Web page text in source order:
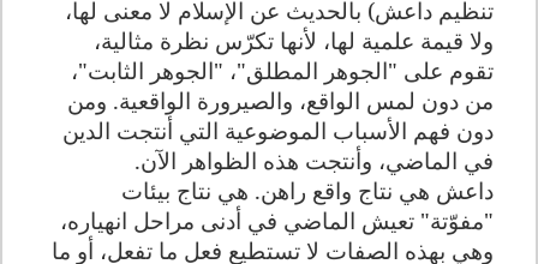
تنظيم داعش) بالحديث عن الإسلام لا معنى لها،
ولا قيمة علمية لها، لأنها تكرّس نظرة مثالية،
تقوم على "الجوهر المطلق"، "الجوهر الثابت"،
من دون لمس الواقع، والصيرورة الواقعية. ومن
دون فهم الأسباب الموضوعية التي أنتجت الدين
في الماضي، وأنتجت هذه الظواهر الآن.
داعش هي نتاج واقع راهن. هي نتاج بيئات
"مفوّتة" تعيش الماضي في أدنى مراحل انهياره،
وهي بهذه الصفات لا تستطيع فعل ما تفعل، أو ما